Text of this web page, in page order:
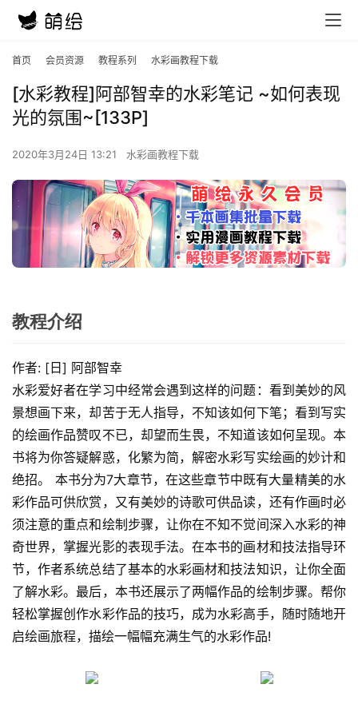
首页 会员资源 教程系列 水彩画教程下载
[水彩教程]阿部智幸的水彩笔记 ~如何表现
光的氛围~[133P]
2020年3月24日 13:21 水彩画教程下载
教程介绍
作者: [日] 阿部智幸
水彩爱好者在学习中经常会遇到这样的问题：看到美妙的风
景想画下来，却苦于无人指导，不知该如何下笔；看到写实
的绘画作品赞叹不已，却望而生畏，不知道该如何呈现。本
书将为你答疑解惑，化繁为简，解密水彩写实绘画的妙计和
绝招。 本书分为7大章节，在这些章节中既有大量精美的水
彩作品可供欣赏，又有美妙的诗歌可供品读，还有作画时必
须注意的重点和绘制步骤，让你在不知不觉间深入水彩的神
奇世界，掌握光影的表现手法。在本书的画材和技法指导环
节，作者系统总结了基本的水彩画材和技法知识，让你全面
了解水彩。最后，本书还展示了两幅作品的绘制步骤。帮你
轻松掌握创作水彩作品的技巧，成为水彩高手，随时随地开
启绘画旅程，描绘一幅幅充满生气的水彩作品!